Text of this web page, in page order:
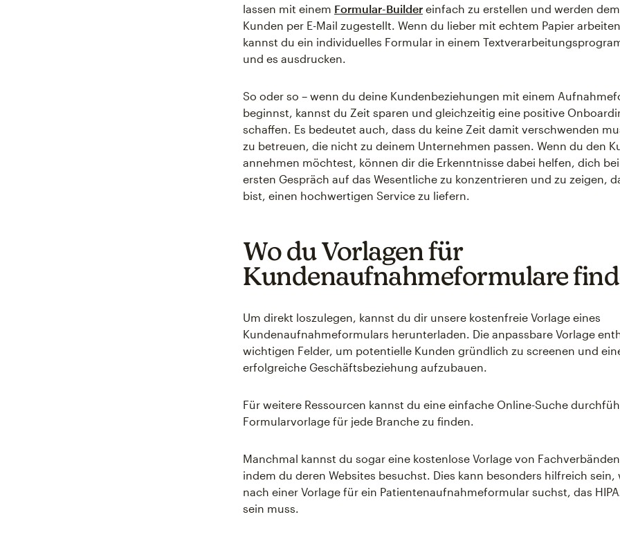
lassen mit einem Formular-Builder einfach zu erstellen und werden
Kunden per E-Mail zugestellt. Wenn du lieber mit echtem Papier
kannst du ein individuelles Formular in einem
und es ausdrucken.
So oder so – wenn du deine Kundenbeziehungen mit einem
beginnst, kannst du Zeit sparen und gleichzeitig eine positive
schaffen. Es bedeutet auch, dass du keine Zeit damit verschwenden
zu betreuen, die nicht zu deinem Unternehmen passen. Wenn du den
annehmen möchtest, können dir die Erkenntnisse dabei helfen, dich
ersten Gespräch auf das Wesentliche zu konzentrieren und zu zeigen,
bist, einen hochwertigen Service zu liefern.
Wo du Vorlagen für
Kundenaufnahmeformulare
Um direkt loszulegen, kannst du dir unsere kostenfreie Vorlage eines
Kundenaufnahmeformulars herunterladen. Die anpassbare Vorlage
wichtigen Felder, um potentielle Kunden gründlich zu screenen und
erfolgreiche Geschäftsbeziehung aufzubauen.
Für weitere Ressourcen kannst du eine einfache Online-Suche
Formularvorlage für jede Branche zu finden.
Manchmal kannst du sogar eine kostenlose Vorlage von
indem du deren Websites besuchst. Dies kann besonders hilfreich sein,
nach einer Vorlage für ein Patientenaufnahmeformular suchst, das
sein muss.